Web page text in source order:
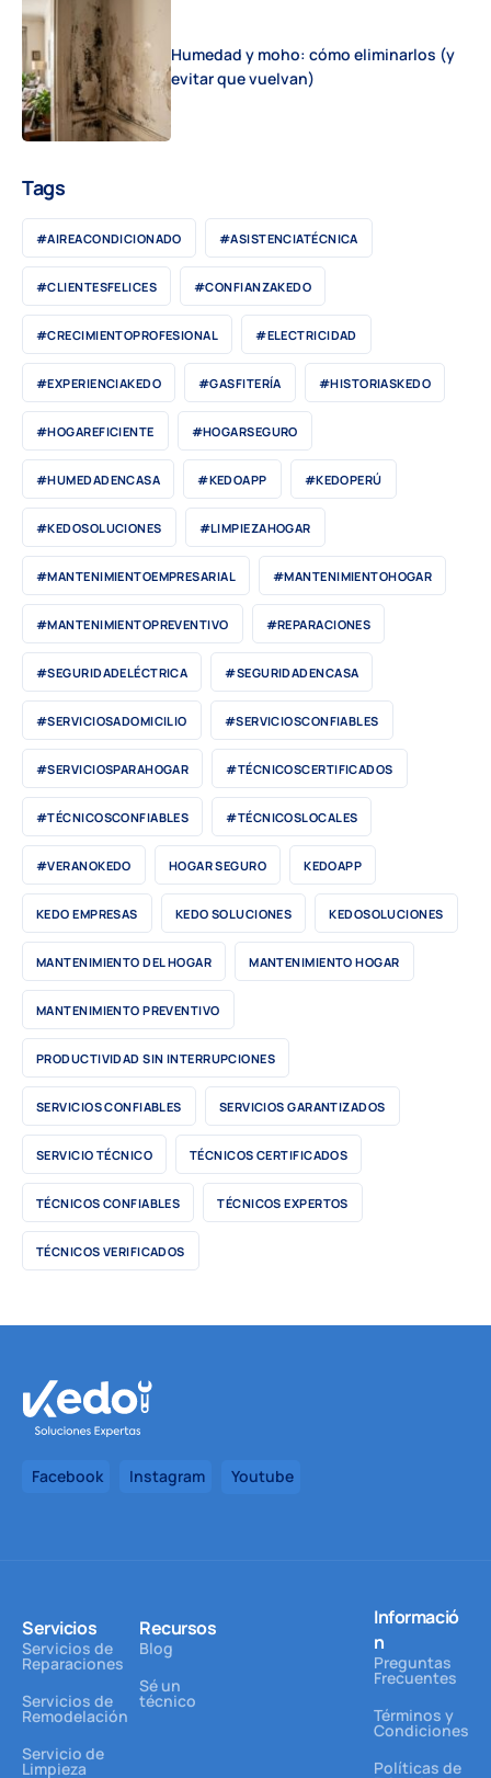
Humedad y moho: cómo eliminarlos (y
evitar que vuelvan)
Tags
#AIREACONDICIONADO #ASISTENCIATÉCNICA
#CLIENTESFELICES #CONFIANZAKEDO
#CRECIMIENTOPROFESIONAL #ELECTRICIDAD
#EXPERIENCIAKEDO #GASFITERÍA #HISTORIASKEDO
#HOGAREFICIENTE #HOGARSEGURO
#HUMEDADENCASA #KEDOAPP #KEDOPERÚ
#KEDOSOLUCIONES #LIMPIEZAHOGAR
#MANTENIMIENTOEMPRESARIAL #MANTENIMIENTOHOGAR
#MANTENIMIENTOPREVENTIVO #REPARACIONES
#SEGURIDADELÉCTRICA #SEGURIDADENCASA
#SERVICIOSADOMICILIO #SERVICIOSCONFIABLES
#SERVICIOSPARAHOGAR #TÉCNICOSCERTIFICADOS
#TÉCNICOSCONFIABLES #TÉCNICOSLOCALES
#VERANOKEDO HOGAR SEGURO KEDOAPP
KEDO EMPRESAS KEDO SOLUCIONES KEDOSOLUCIONES
MANTENIMIENTO DEL HOGAR MANTENIMIENTO HOGAR
MANTENIMIENTO PREVENTIVO
PRODUCTIVIDAD SIN INTERRUPCIONES
SERVICIOS CONFIABLES SERVICIOS GARANTIZADOS
SERVICIO TÉCNICO TÉCNICOS CERTIFICADOS
TÉCNICOS CONFIABLES TÉCNICOS EXPERTOS
TÉCNICOS VERIFICADOS
Facebook Instagram Youtube
Servicios
Servicios de
Reparaciones
Servicios de
Remodelación
Servicio de
Limpieza
Recursos
Blog
Sé un
técnico
Informació
n
Preguntas
Frecuentes
Términos y
Condiciones
Políticas de